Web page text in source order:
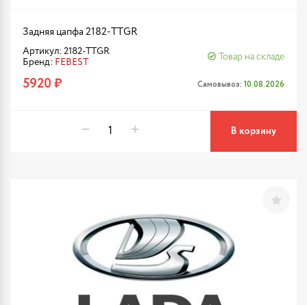
Задняя цапфа 2182-TTGR
Артикул: 2182-TTGR
Бренд: FEBEST
Товар на складе
5920 ₽ Самовывоз: 10.08.2026
В корзину